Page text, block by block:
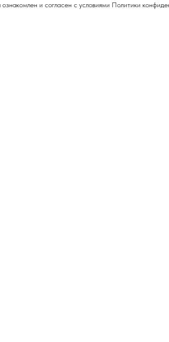
и согласен с условиями Политики